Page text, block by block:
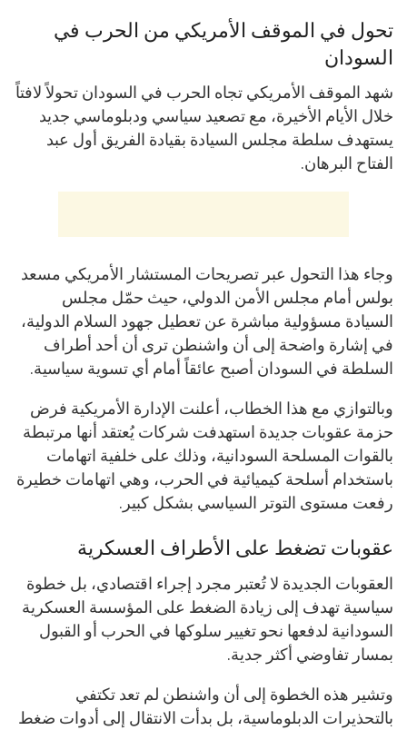
تحول في الموقف الأمريكي من الحرب في
السودان
شهد الموقف الأمريكي تجاه الحرب في السودان تحولاً لافتاً
خلال الأيام الأخيرة، مع تصعيد سياسي ودبلوماسي جديد
يستهدف سلطة مجلس السيادة بقيادة الفريق أول عبد
الفتاح البرهان.
وجاء هذا التحول عبر تصريحات المستشار الأمريكي مسعد
بولس أمام مجلس الأمن الدولي، حيث حمّل مجلس
السيادة مسؤولية مباشرة عن تعطيل جهود السلام الدولية،
في إشارة واضحة إلى أن واشنطن ترى أن أحد أطراف
السلطة في السودان أصبح عائقاً أمام أي تسوية سياسية.
وبالتوازي مع هذا الخطاب، أعلنت الإدارة الأمريكية فرض
حزمة عقوبات جديدة استهدفت شركات يُعتقد أنها مرتبطة
بالقوات المسلحة السودانية، وذلك على خلفية اتهامات
باستخدام أسلحة كيميائية في الحرب، وهي اتهامات خطيرة
رفعت مستوى التوتر السياسي بشكل كبير.
عقوبات تضغط على الأطراف العسكرية
العقوبات الجديدة لا تُعتبر مجرد إجراء اقتصادي، بل خطوة
سياسية تهدف إلى زيادة الضغط على المؤسسة العسكرية
السودانية لدفعها نحو تغيير سلوكها في الحرب أو القبول
بمسار تفاوضي أكثر جدية.
وتشير هذه الخطوة إلى أن واشنطن لم تعد تكتفي
بالتحذيرات الدبلوماسية، بل بدأت الانتقال إلى أدوات ضغط